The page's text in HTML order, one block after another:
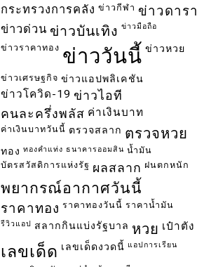
กระทรวงการคลัง ข่าวกีฬา ข่าวดารา
ข่าวด่วน ข่าวบันเทิง ข่าวมือถือ
ข่าวราคาทอง ข่าววันนี้ ข่าวหวย
ข่าวเศรษฐกิจ ข่าวแอปพลิเคชัน
ข่าวโควิด-19 ข่าวไอที
คนละครึ่งพลัส ค่าเงินบาท
ค่าเงินบาทวันนี้ ตรวจสลาก ตรวจหวย
ทอง ทองคำแท่ง ธนาคารออมสิน น้ำมัน
บัตรสวัสดิการแห่งรัฐ ผลสลาก ฝนตกหนัก
พยากรณ์อากาศวันนี้
ราคาทอง ราคาทองวันนี้ ราคาน้ำมัน
รีวิวแอป สลากกินแบ่งรัฐบาล หวย เป๋าตัง
เลขเด็ด เลขเด็ดงวดนี้ แอปการเรียน